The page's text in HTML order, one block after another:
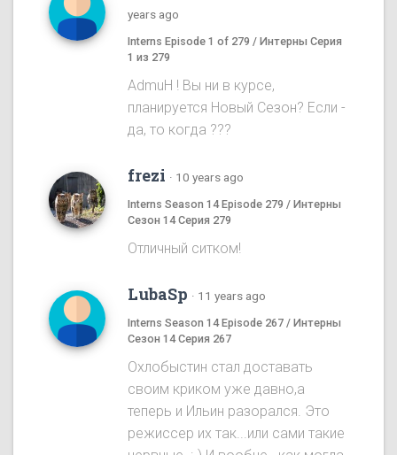
years ago
Interns Episode 1 of 279 / Интерны Серия
1 из 279
AdmuH ! Bы ни в курсе,
планируется Hовый Cезон? Eсли -
да, то когда ???
frezi · 10 years ago
Interns Season 14 Episode 279 / Интерны
Сезон 14 Серия 279
Отличный ситком!
LubaSp · 11 years ago
Interns Season 14 Episode 267 / Интерны
Сезон 14 Серия 267
Охлобыстин стал доставать
своим криком уже давно,а
теперь и Ильин разорался. Это
режиссер их так...или сами такие